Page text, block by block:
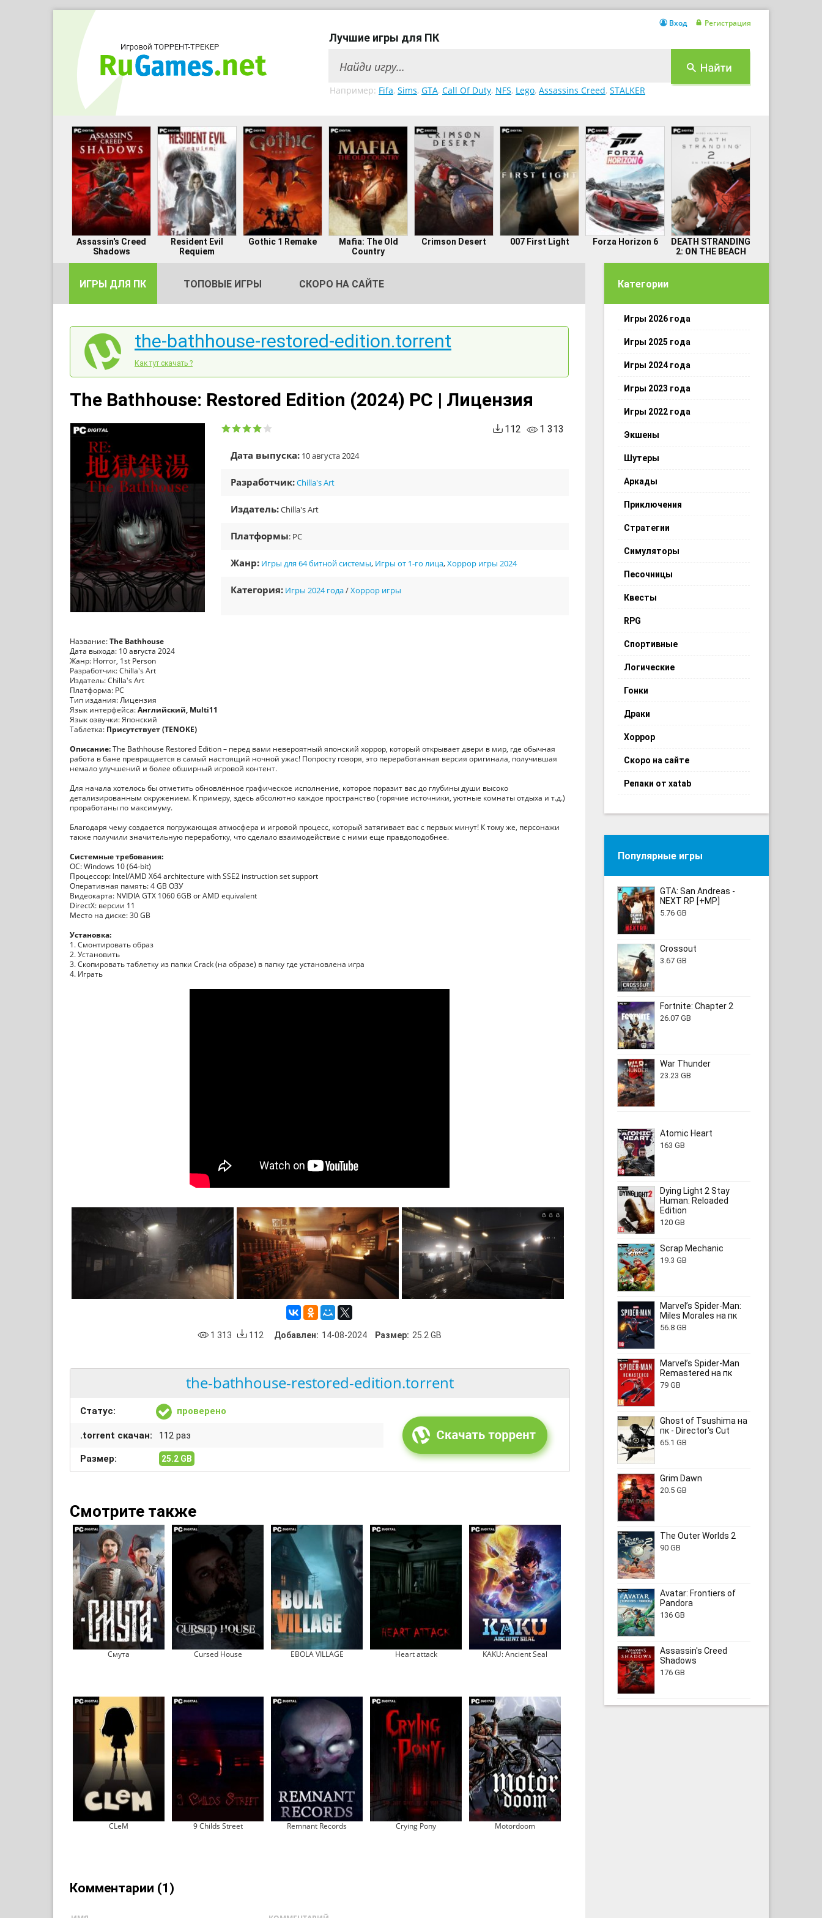
Лучшие игры для ПК
Например: Fifa, Sims, GTA, Call Of Duty, NFS, Lego, Assassins Creed, STALKER
Вход Регистрация
Assassin's Creed
Shadows
Resident Evil
Requiem
Gothic 1 Remake
Mafia: The Old
Country
Crimson Desert 007 First Light Forza Horizon 6
DEATH STRANDING
2: ON THE BEACH
ИГРЫ ДЛЯ ПК ТОПОВЫЕ ИГРЫ СКОРО НА САЙТЕ
the-bathhouse-restored-edition.torrent
Как тут скачать ?
The Bathhouse: Restored Edition (2024) PC | Лицензия
1 313
112
Дата выпуска: 10 августа 2024
Разработчик:Chilla's Art
Издатель:Chilla's Art
Платформы: PC
Жанр: Игры для 64 битной системы, Игры от 1-го лица,Хоррор игры 2024
Категория: Игры 2024 года/Хоррор игры
Название:The Bathhouse
Дата выхода: 10 августа 2024
Жанр: Horror, 1st Person
Разработчик: Chilla's Art
Издатель: Chilla's Art
Платформа: PC
Тип издания: Лицензия
Язык интерфейса:Английский, Multi11
Язык озвучки: Японский
Таблетка: Присутствует (TENOKE)
Описание:The Bathhouse Restored Edition – перед вами невероятный японский хоррор, который открывает двери в мир, где обычная
работа в бане превращается в самый настоящий ночной ужас! Попросту говоря, это переработанная версия оригинала, получившая
немало улучшений и более обширный игровой контент.
Для начала хотелось бы отметить обновлённое графическое исполнение, которое поразит вас до глубины души высоко
детализированным окружением. К примеру, здесь абсолютно каждое пространство (горячие источники, уютные комнаты отдыха и т.д.)
проработаны по максимуму.
Благодаря чему создается погружающая атмосфера и игровой процесс, который затягивает вас с первых минут! К тому же, персонажи
также получили значительную переработку, что сделало взаимодействие с ними еще правдоподобнее.
Системные требования:
ОС: Windows 10 (64-bit)
Процессор: Intel/AMD X64 architecture with SSE2 instruction set support
Оперативная память: 4 GB ОЗУ
Видеокарта: NVIDIA GTX 1060 6GB or AMD equivalent
DirectX: версии 11
Место на диске: 30 GB
Установка:
1. Смонтировать образ
2. Установить
3. Скопировать таблетку из папки Crack (на образе) в папку где установлена игра
4. Играть
1 313 112 Добавлен: 14-08-2024 Размер: 25.2 GB
the-bathhouse-restored-edition.torrent
Статус: проверено
.torrent скачан: 112 раз
Размер: 25.2 GB
Смотрите также
Смута Cursed House EBOLA VILLAGE Heart attack KAKU: Ancient Seal
CLeM 9 Childs Street Remnant Records Crying Pony Motordoom
Комментарии (1)
Категории
Игры 2026 года
Игры 2025 года
Игры 2024 года
Игры 2023 года
Игры 2022 года
Экшены
Шутеры
Аркады
Приключения
Стратегии
Симуляторы
Песочницы
Квесты
RPG
Спортивные
Логические
Гонки
Драки
Хоррор
Скоро на сайте
Репаки от xatab
Популярные игры
GTA: San Andreas -
NEXT RP [+MP]
5.76 GB
Crossout
3.67 GB
Fortnite: Chapter 2
26.07 GB
War Thunder
23.23 GB
Atomic Heart
163 GB
Dying Light 2 Stay
Human: Reloaded
Edition
120 GB
Scrap Mechanic
19.3 GB
Marvel’s Spider-Man:
Miles Morales на пк
56.8 GB
Marvel’s Spider-Man
Remastered на пк
79 GB
Ghost of Tsushima на
пк - Director's Cut
65.1 GB
Grim Dawn
20.5 GB
The Outer Worlds 2
90 GB
Avatar: Frontiers of
Pandora
136 GB
Assassin's Creed
Shadows
176 GB